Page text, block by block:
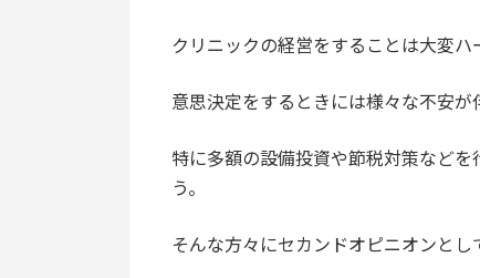
クリニックの経営をすることは大変ハ
意思決定をするときには様々な不安が
特に多額の設備投資や節税対策など
う。
そんな方々にセカンドオピニオンとし